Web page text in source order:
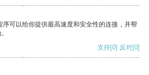
序可以给你提供最高速度和安全性的连接，并帮
支持[0] 反对[0]